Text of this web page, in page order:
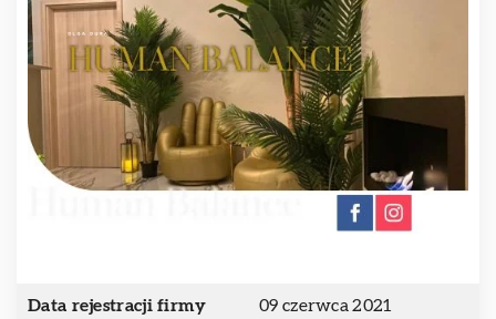
Data rejestracji firmy 09 czerwca 2021